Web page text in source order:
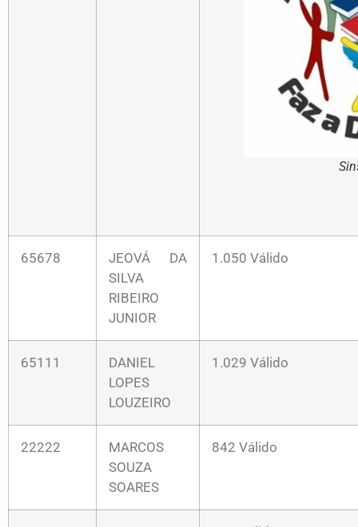
65678
JEOVÁ DA
SILVA
RIBEIRO
JUNIOR
1.050 Válido
65111
DANIEL
LOPES
LOUZEIRO
1.029 Válido
22222
MARCOS
SOUZA
SOARES
842 Válido